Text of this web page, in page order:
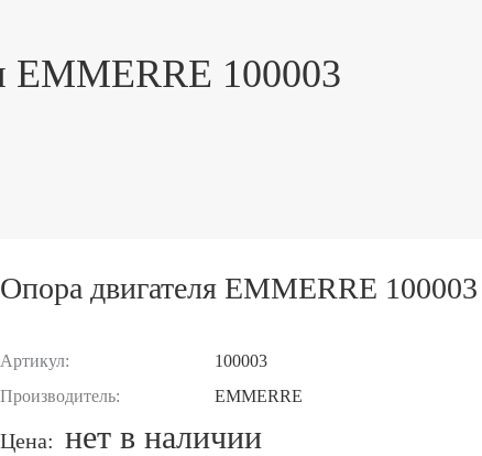
EMMERRE 100003
Опора двигателя EMMERRE 100003
Артикул:
100003
Производитель:
EMMERRE
Цена: нет в наличии